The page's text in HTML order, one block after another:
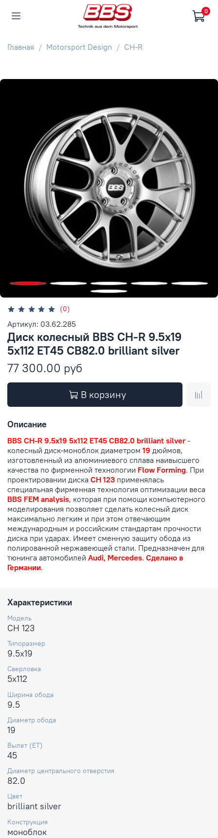
0
Главная Motorsport Design CH-R
(0)
Артикул: 03.62.285
Диск колесный BBS CH-R 9.5x19
5x112 ET45 CB82.0 brilliant silver
77 300.00 руб
В корзину
Описание
BBS CH-R 9.5x19 5x112 ET45 CB82.0 brilliant silver -
колесный диск-моноблок диаметром 19 дюймов,
изготовленный из алюминиевого сплава наивысшего
качества по фирменной технологии Flow Forming. При
проектировании диска CH 123 применялась
специальная фирменная технология оптимизации веса
BBS FEM analysis, которая при помощи компьютерного
моделирования позволяет сделать колесный диск
максимально легким и при этом отвечающим
международным и российским стандартам прочности
диска при ударах. Имеет сменную защиту обода из
полированной нержавеющей стали. Предназначен для
тюнинга автомобилей Audi, Mercedes. Сделано в
Германии.
Характеристики
Модель
CH 123
Типоразмер
9.5x19
Сверловка
5x112
Ширина обода
9.5
Диаметр обода
19
Вылет (ET)
45
Диаметр центрального отверстия
82.0
Цвет
brilliant silver
Конструкция
моноблок